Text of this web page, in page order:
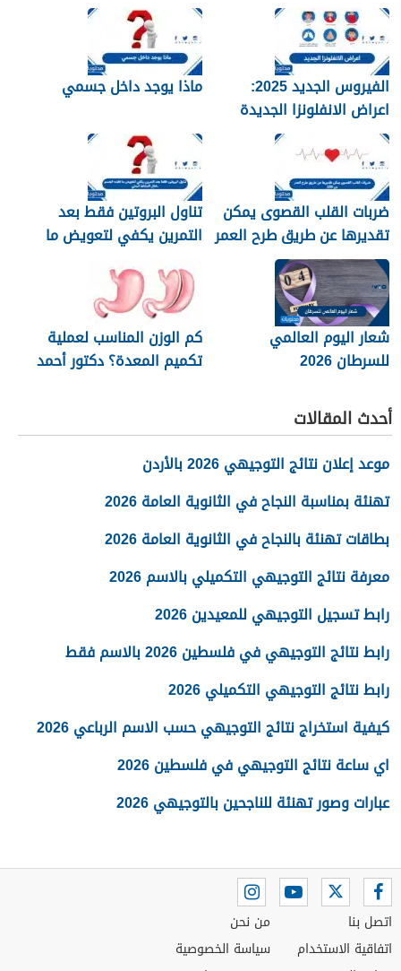
الفيروس الجديد 2025:
اعراض الانفلونزا الجديدة
وطرق العلاج
ماذا يوجد داخل جسمي
ضربات القلب القصوى يمكن
تقديرها عن طريق طرح العمر
من 220
تناول البروتين فقط بعد
التمرين يكفي لتعويض ما
البدني
شعار اليوم العالمي
للسرطان 2026
كم الوزن المناسب لعملية
تكميم المعدة؟ دكتور أحمد
أحدث المقالات
موعد إعلان نتائج التوجيهي 2026 بالأردن
تهنئة بمناسبة النجاح في الثانوية العامة 2026
بطاقات تهنئة بالنجاح في الثانوية العامة 2026
معرفة نتائج التوجيهي التكميلي بالاسم 2026
رابط تسجيل التوجيهي للمعيدين 2026
رابط نتائج التوجيهي في فلسطين 2026 بالاسم فقط
رابط نتائج التوجيهي التكميلي 2026
كيفية استخراج نتائج التوجيهي حسب الاسم الرباعي 2026
اي ساعة نتائج التوجيهي في فلسطين 2026
عبارات وصور تهنئة للناجحين بالتوجيهي 2026
اتصل بنا
اتفاقية الاستخدام
من نحن
سياسة الخصوصية